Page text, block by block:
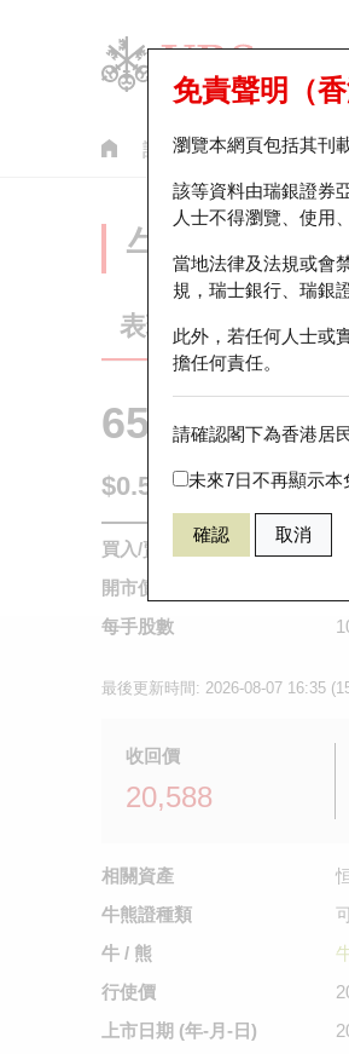
認股證 牛熊證 美股
免責聲明（香
瀏覽本網頁包括其刊
該等資料由瑞銀證券
人士不得瀏覽、使用
當地法律及法規或會
規，瑞士銀行、瑞銀
此外，若任何人士或
擔任何責任。
請確認閣下為香港居
未來7日不再顯示本
確認 取消
牛熊證
表現 街貨統計
65703 瑞銀
$0.54 0.01 (+1.89%)
買入/賣出價
開市價
每手股數
最後更新時間: 2026-08-07 16:35
收回價
20,588
相關資產
牛熊證種類
牛 / 熊
行使價
上市日期 (年-月-日)